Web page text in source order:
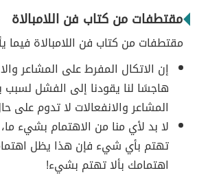
مقتطفات من كتاب فن اللامبالاة
مقتطفات من كتاب فن اللامبالاة فيما
إن الاتكال المفرط على المشاعر
هاجسًا لنا يقودنا إلى الفشل
المشاعر والانفعالات لا تدوم على
لا بد لأي منا من الاهتمام بشيء
تهتم بأي شيء فإن هذا يظل
اهتمامك بألا تهتم بشيء!